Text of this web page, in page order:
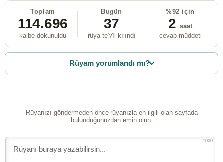
Toplam
114.696
kalbe dokunuldu
Bugün
37
rüya te’vîl kılındı
%92 için
2 saat
cevab müddeti
Rüyam yorumlandı mı?
Rüyanızı göndermeden önce rüyanızla en ilgili olan sayfada
bulunduğunuzdan emin olun.
1000